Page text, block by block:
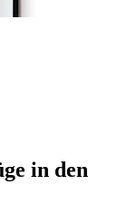
in den